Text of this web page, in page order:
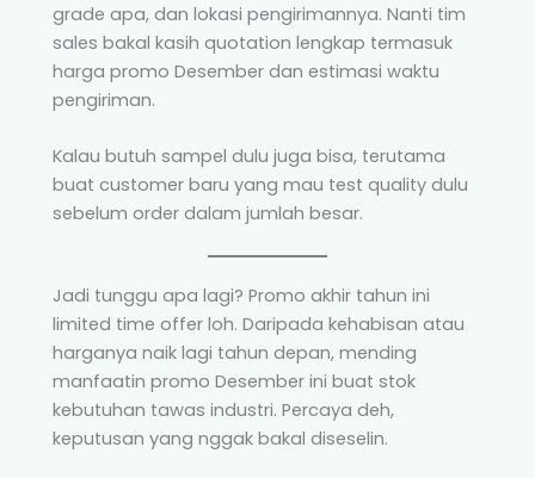
grade apa, dan lokasi pengirimannya. Nanti tim
sales bakal kasih quotation lengkap termasuk
harga promo Desember dan estimasi waktu
pengiriman.
Kalau butuh sampel dulu juga bisa, terutama
buat customer baru yang mau test quality dulu
sebelum order dalam jumlah besar.
Jadi tunggu apa lagi? Promo akhir tahun ini
limited time offer loh. Daripada kehabisan atau
harganya naik lagi tahun depan, mending
manfaatin promo Desember ini buat stok
kebutuhan tawas industri. Percaya deh,
keputusan yang nggak bakal diseselin.